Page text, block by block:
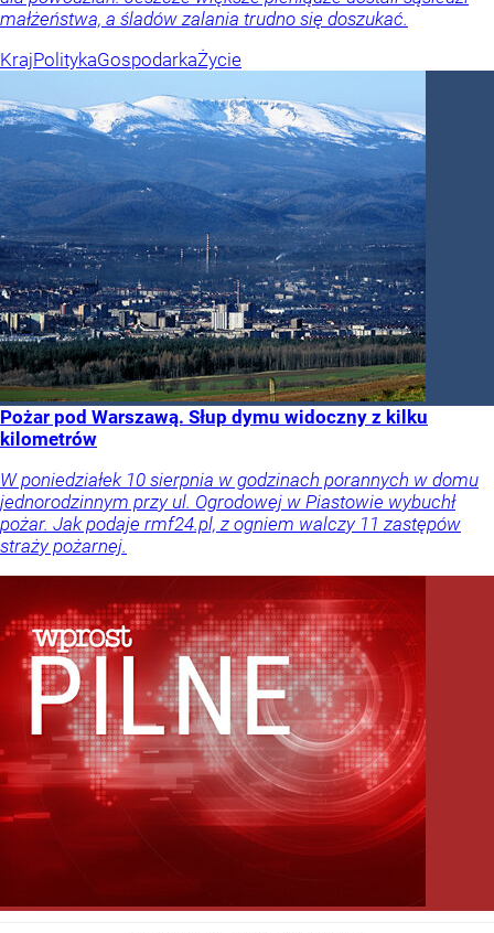
małżeństwa, a śladów zalania trudno się doszukać.
KrajPolitykaGospodarkaŻycie
Pożar pod Warszawą. Słup dymu widoczny z kilku
kilometrów
W poniedziałek 10 sierpnia w godzinach porannych w domu
jednorodzinnym przy ul. Ogrodowej w Piastowie wybuchł
pożar. Jak podaje rmf24.pl, z ogniem walczy 11 zastępów
straży pożarnej.